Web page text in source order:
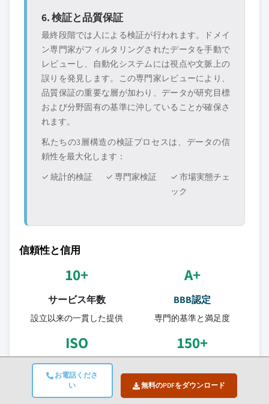
お電話くださ
い
無料のPDFをダウンロード
6. 検証と品質保証
最終段階では人による検証が行われます。ドメイ
ン専門家がフィルタリングされたデータを手動で
レビューし、自動化システムには視点や文脈上の
誤りを発見します。この専門家レビューにより、
品質保証の重要な層が加わり、データが研究目標
および分野固有の基準に沖していることが確保さ
れます。
私たちの3層構造の検証プロセスは、データの信
頼性を最大化します：
✓ 統計的検証
✓ 専門家検証
✓ 市場実態チェ
ック
信頼性と信用
10+
サービス年数
設立以来の一貫した提供
A+
BBB認定
専門的基準と満足度
ISO
認定品質
ISO 9001-2015認証企業
150+
10以上の業界分野